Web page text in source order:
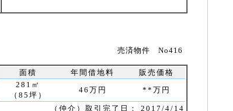
売済物件 No416
面積 年間借地料
販売価格
281㎡
（85坪）
46万円 **万円
（仲介）取引完了日： 2017/4/14